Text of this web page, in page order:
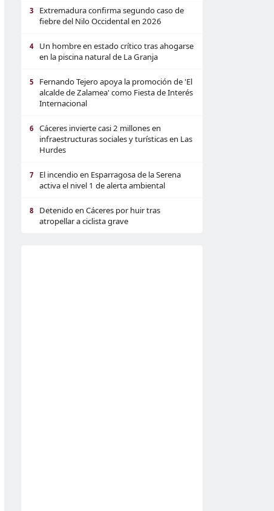
3
Extremadura confirma segundo caso de
fiebre del Nilo Occidental en 2026
4
Un hombre en estado crítico tras ahogarse
en la piscina natural de La Granja
5
Fernando Tejero apoya la promoción de 'El
alcalde de Zalamea' como Fiesta de Interés
Internacional
6
Cáceres invierte casi 2 millones en
infraestructuras sociales y turísticas en Las
Hurdes
7
El incendio en Esparragosa de la Serena
activa el nivel 1 de alerta ambiental
8
Detenido en Cáceres por huir tras
atropellar a ciclista grave